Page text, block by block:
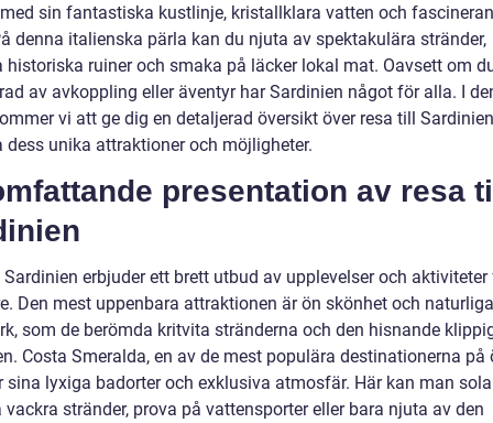
sin fantastiska kustlinje, kristallklara vatten och
denna italienska pärla kan du njuta av spektakulära stränder,
historiska ruiner och smaka på läcker lokal mat. Oavsett om
av avkoppling eller äventyr har Sardinien något för alla. I
vi att ge dig en detaljerad översikt över resa till
dess unika attraktioner och möjligheter.
presentation av resa
Sardinien erbjuder ett brett utbud av upplevelser och aktiviteter
Den mest uppenbara attraktionen är ön skönhet och naturliga
som de berömda kritvita stränderna och den hisnande
Costa Smeralda, en av de mest populära destinationerna på
sina lyxiga badorter och exklusiva atmosfär. Här kan man
vackra stränder, prova på vattensporter eller bara njuta av den